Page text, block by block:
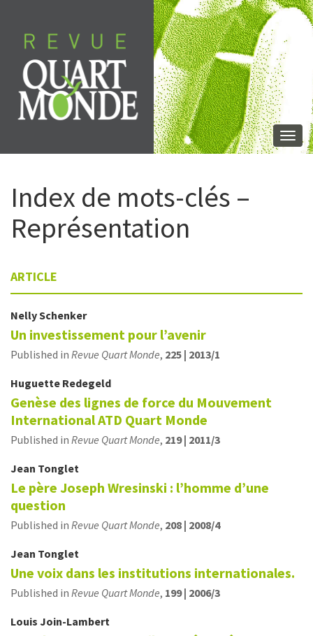
content
Index de mots-clés –
Représentation
ARTICLE
NellySchenker
Un investissement pour l’avenir
Published in Revue Quart Monde, 225 | 2013/1
Huguette Redegeld
Genèse des lignes de force du Mouvement
International ATD Quart Monde
Published in Revue Quart Monde, 219 | 2011/3
Jean Tonglet
Le père Joseph Wresinski : l’homme d’une
question
Published in Revue Quart Monde, 208 | 2008/4
Jean Tonglet
Une voix dans les institutions internationales.
Published in Revue Quart Monde, 199 | 2006/3
Louis Join-Lambert